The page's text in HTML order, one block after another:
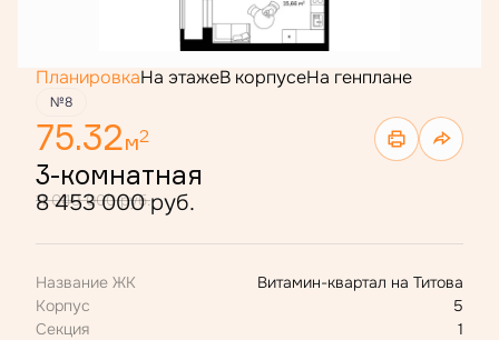
ПланировкаНа этажеВ корпусеНа генплане
№8
75.32м2
3-комнатная
11 049 000 руб.
8 453 000 руб.
Название ЖК
Витамин-квартал на Титова
Корпус
5
Секция
1